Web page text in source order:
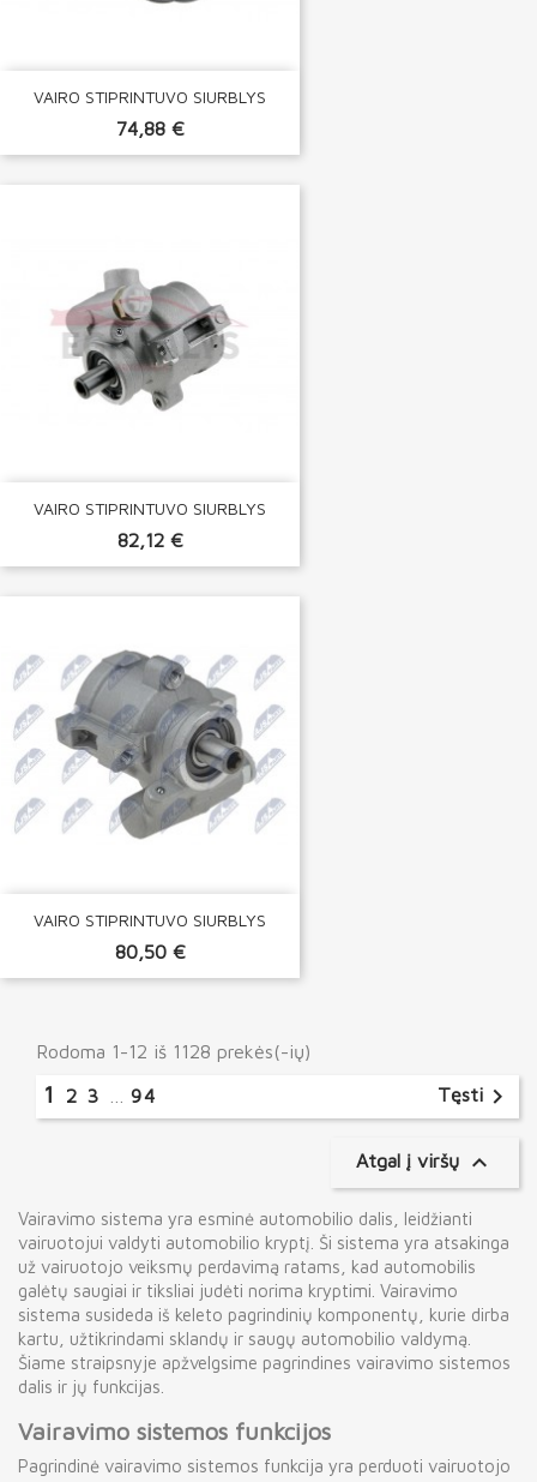
VAIRO STIPRINTUVO SIURBLYS
74,88 €
VAIRO STIPRINTUVO SIURBLYS
82,12 €
VAIRO STIPRINTUVO SIURBLYS
80,50 €
Rodoma 1-12 iš 1128 prekės(-ių)
1 2 3 94 Tęsti 
Atgal į viršų 
Vairavimo sistema yra esminė automobilio dalis, leidžianti
vairuotojui valdyti automobilio kryptį. Ši sistema yra atsakinga
už vairuotojo veiksmų perdavimą ratams, kad automobilis
galėtų saugiai ir tiksliai judėti norima kryptimi. Vairavimo
sistema susideda iš keleto pagrindinių komponentų, kurie dirba
kartu, užtikrindami sklandų ir saugų automobilio valdymą.
Šiame straipsnyje apžvelgsime pagrindines vairavimo sistemos
dalis ir jų funkcijas.
Vairavimo sistemos funkcijos
Pagrindinė vairavimo sistemos funkcija yra perduoti vairuotojo